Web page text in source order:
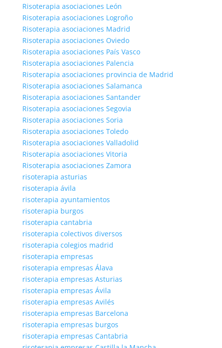
Risoterapia asociaciones León
Risoterapia asociaciones Logroño
Risoterapia asociaciones Madrid
Risoterapia asociaciones Oviedo
Risoterapia asociaciones País Vasco
Risoterapia asociaciones Palencia
Risoterapia asociaciones provincia de Madrid
Risoterapia asociaciones Salamanca
Risoterapia asociaciones Santander
Risoterapia asociaciones Segovia
Risoterapia asociaciones Soria
Risoterapia asociaciones Toledo
Risoterapia asociaciones Valladolid
Risoterapia asociaciones Vitoria
Risoterapia asociaciones Zamora
risoterapia asturias
risoterapia ávila
risoterapia ayuntamientos
risoterapia burgos
risoterapia cantabria
risoterapia colectivos diversos
risoterapia colegios madrid
risoterapia empresas
risoterapia empresas Álava
risoterapia empresas Asturias
risoterapia empresas Ávila
risoterapia empresas Avilés
risoterapia empresas Barcelona
risoterapia empresas burgos
risoterapia empresas Cantabria